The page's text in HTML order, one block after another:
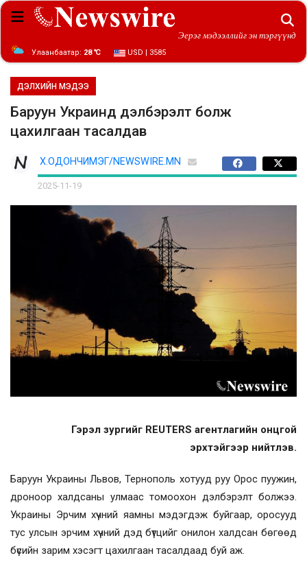
Эерэг мэдээллийг эн тэргүүнд
Улаанбаатар: 28 ℃ USD | 3585
ДЭЛХИЙН МЭДЭЭ
Баруун Украинд дэлбэрэлт болж
цахилгаан тасалдав
Х.ОДОНЧИМЭГ/NEWSWIRE.MN
2025-11-19
Гэрэл зургийг REUTERS агентлагийн онцгой
эрхтэйгээр нийтлэв.
Баруун Украины Львов, Тернополь хотууд руу Орос пуужин,
дроноор халдсаны улмаас томоохон дэлбэрэлт болжээ.
Украины Эрчим хүчний яамны мэдэгдэж буйгаар, оросууд
тус улсын эрчим хүчний дэд бүтцийг онилон халдсан бөгөөд
бүсийн зарим хэсэгт цахилгаан тасалдаад буй аж.